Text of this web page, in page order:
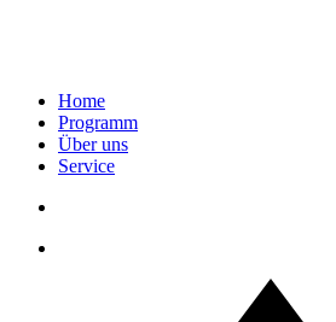
Home
Programm
Über uns
Service